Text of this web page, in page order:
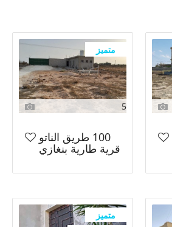
متميز
5
100 طريق الناتو
قرية طارية بنغازي
متميز